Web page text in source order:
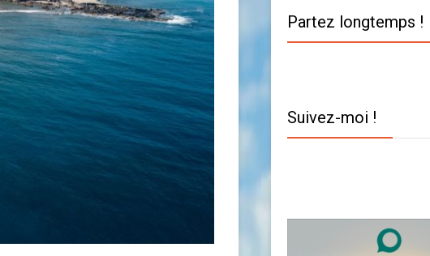
Partez longtemps !
Suivez-moi !